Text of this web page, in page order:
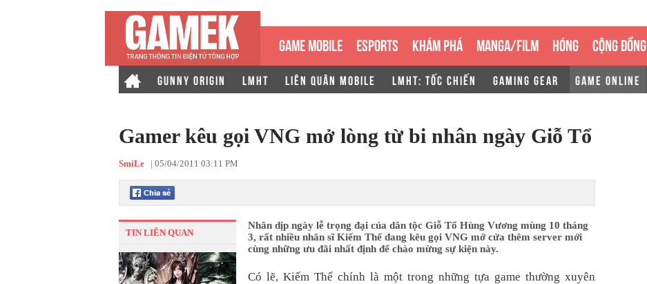
GAME MOBILE ESPORTS KHÁM PHÁ MANGA/FILM HÓNG CỘNG ĐỒNG
GUNNY ORIGIN LMHT LIÊN QUÂN MOBILE LMHT: TỐC CHIẾN GAMING GEAR GAME ONLINE
Gamer kêu gọi VNG mở lòng từ bi nhân ngày Giỗ Tổ
SmiLe | 05/04/2011 03:11 PM
TIN LIÊN QUAN
Nhân dịp ngày lễ trọng đại của dân tộc Giỗ Tổ Hùng Vương mùng 10 tháng
3, rất nhiều nhân sĩ Kiếm Thế đang kêu gọi VNG mở cửa thêm server mới
cùng những ưu đãi nhất định để chào mừng sự kiện này.
Có lẽ, Kiếm Thế chính là một trong những tựa game thường xuyên